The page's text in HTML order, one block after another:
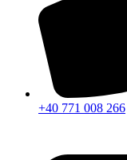
+40 771 008 266